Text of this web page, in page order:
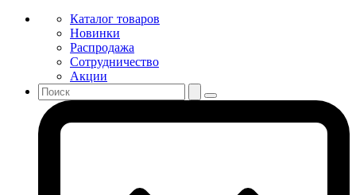
Каталог товаров
Новинки
Распродажа
Сотрудничество
Акции